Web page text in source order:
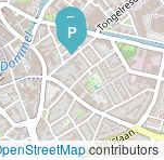
P
P
contributors